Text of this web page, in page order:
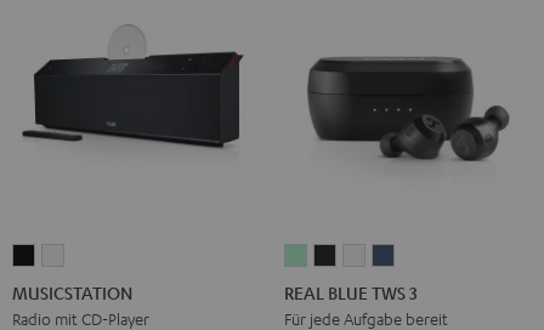
Schwarz
Weiß
MUSICSTATION
Radio mit CD-Player
BLUE
TWS
BLUE
TWS
BLUE
TWS
BLUE
TWS
REAL BLUE TWS 3
Für jede Aufgabe bereit